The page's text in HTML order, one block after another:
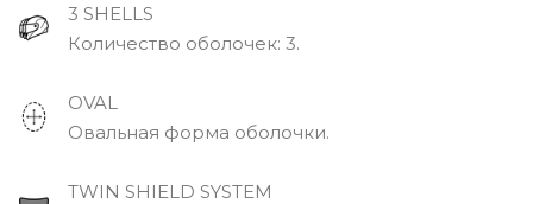
3 SHELLS
Количество оболочек: 3.
OVAL
Овальная форма оболочки.
TWIN SHIELD SYSTEM